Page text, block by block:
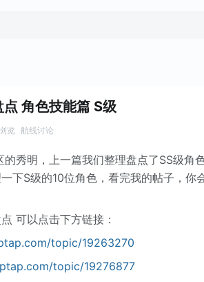
角色技能篇 S级
览 航线讨论
秀明，上一篇我们整理盘点了SS级角
下S级的10位角色，看完我的帖子，你
可以点击下方链接：
topic/19263270
topic/19276877